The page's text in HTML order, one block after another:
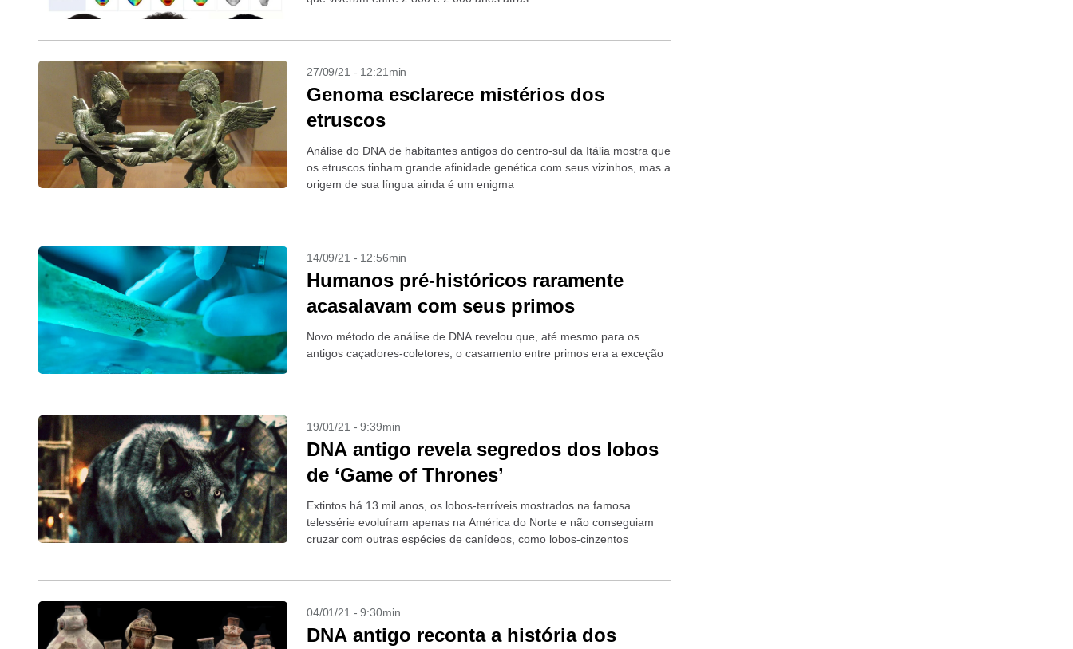
27/09/21 - 12:21min
Genoma esclarece mistérios dos
etruscos
Análise do DNA de habitantes antigos do centro-sul da Itália mostra que
os etruscos tinham grande afinidade genética com seus vizinhos, mas a
origem de sua língua ainda é um enigma
14/09/21 - 12:56min
Humanos pré-históricos raramente
acasalavam com seus primos
Novo método de análise de DNA revelou que, até mesmo para os
antigos caçadores-coletores, o casamento entre primos era a exceção
19/01/21 - 9:39min
DNA antigo revela segredos dos lobos
de ‘Game of Thrones’
Extintos há 13 mil anos, os lobos-terríveis mostrados na famosa
telessérie evoluíram apenas na América do Norte e não conseguiam
cruzar com outras espécies de canídeos, como lobos-cinzentos
04/01/21 - 9:30min
DNA antigo reconta a história dos